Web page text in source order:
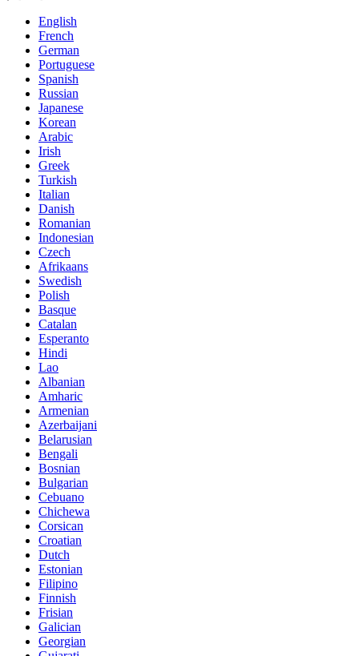
English
French
German
Portuguese
Spanish
Russian
Japanese
Korean
Arabic
Irish
Greek
Turkish
Italian
Danish
Romanian
Indonesian
Czech
Afrikaans
Swedish
Polish
Basque
Catalan
Esperanto
Hindi
Lao
Albanian
Amharic
Armenian
Azerbaijani
Belarusian
Bengali
Bosnian
Bulgarian
Cebuano
Chichewa
Corsican
Croatian
Dutch
Estonian
Filipino
Finnish
Frisian
Galician
Georgian